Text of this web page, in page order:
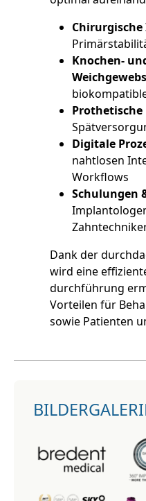
Knochen-
Prothetische
Digitale
nahtlosen
Workflows
Schulungen
Dank der
wird eine
durchführung
Vorteilen für
sowie Patienten